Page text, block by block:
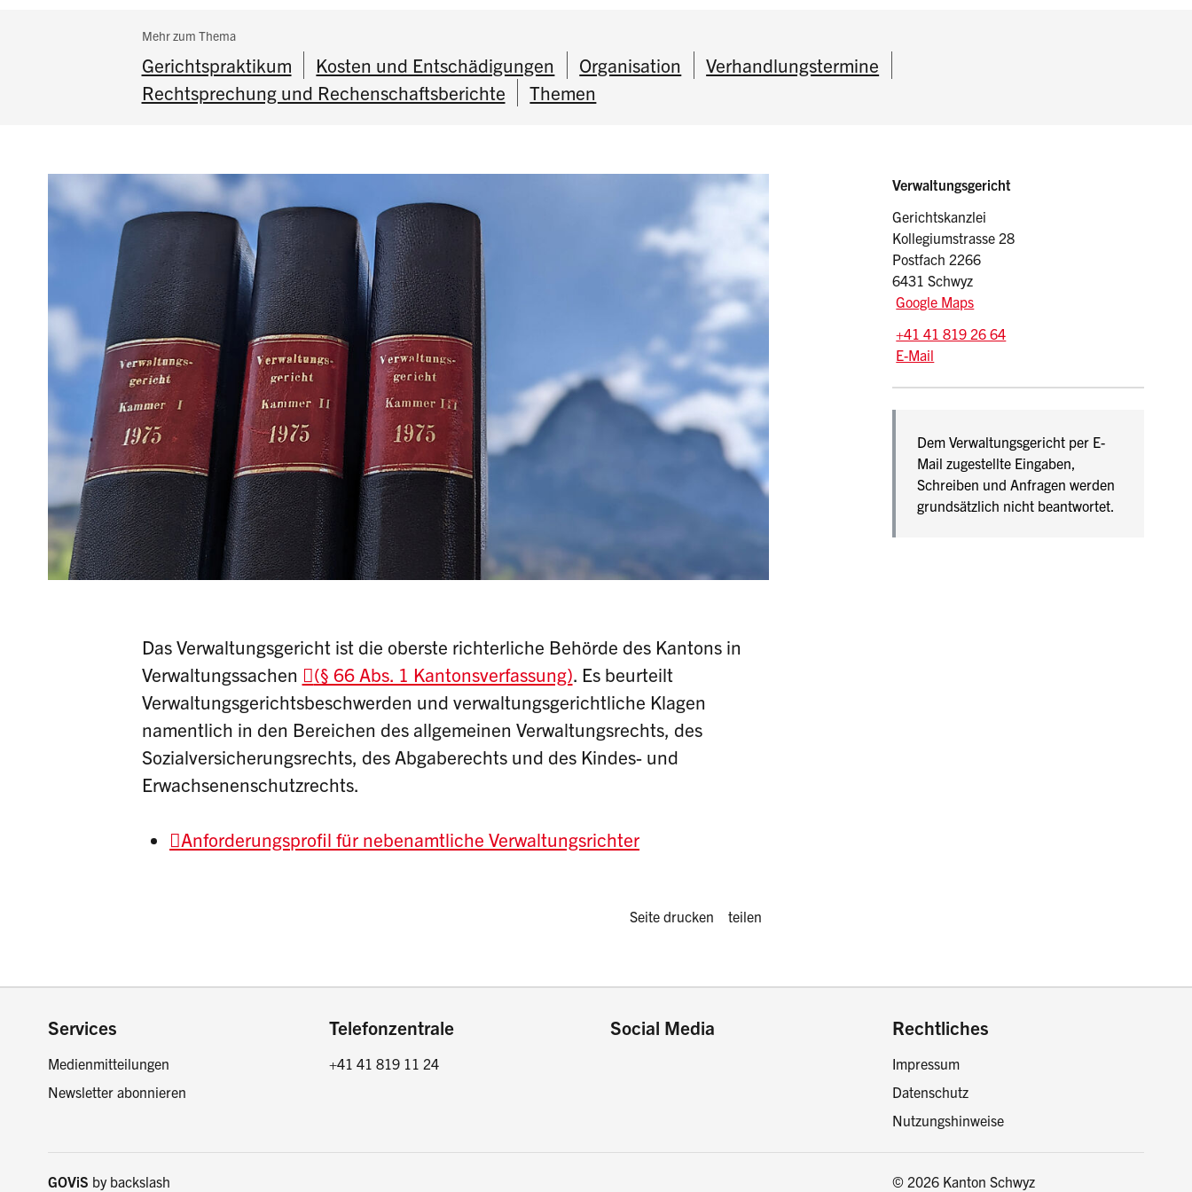
Subnavigation:
Mehr zum Thema
Gerichtspraktikum Kosten und Entschädigungen Organisation
Verhandlungstermine
Rechtsprechung und Rechenschaftsberichte
Themen
Das Verwaltungsgericht ist die oberste richterliche Behörde des Kantons in
Verwaltungssachen
(§ 66 Abs. 1 Kantonsverfassung). Es beurteilt
Verwaltungsgerichtsbeschwerden und verwaltungsgerichtliche Klagen
namentlich in den Bereichen des allgemeinen Verwaltungsrechts, des
Sozialversicherungsrechts, des Abgaberechts und des Kindes- und
Erwachsenenschutzrechts.
Anforderungsprofil für nebenamtliche Verwaltungsrichter
Sidebar
Adresse
Verwaltungsgericht
Gerichtskanzlei
Kollegiumstrasse 28
Postfach 2266
6431 Schwyz
Google Maps
Tel.:
+41 41 819 26 64
E-Mail: verwaltungsgericht
E-Mail
Dem Verwaltungsgericht per E-
Mail zugestellte Eingaben,
Schreiben und Anfragen werden
grundsätzlich nicht beantwortet.
Diese Seite drucken oder teilen:
Seite drucken teilen
Footer
Services
Medienmitteilungen
Newsletter abonnieren
Telefonzentrale
+41 41 819 11 24
Social Media Rechtliches
Impressum
Datenschutz
Nutzungshinweise
GOViS by backslash © 2026 Kanton Schwyz